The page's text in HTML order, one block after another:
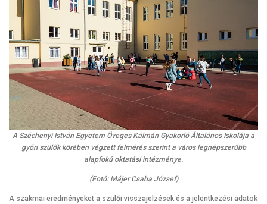
A Széchenyi István Egyetem Öveges Kálmán Gyakorló Általános Iskolája a
győri szülők körében végzett felmérés szerint a város legnépszerűbb
alapfokú oktatási intézménye.
(Fotó: Májer Csaba József)
A szakmai eredményeket a szülői visszajelzések és a jelentkezési adatok